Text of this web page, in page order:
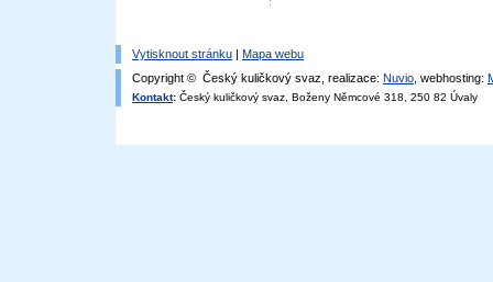
Vytisknout stránku | Mapa webu
Copyright © Český kuličkový svaz, realizace: Nuvio , webhosting:
Kontakt: Český kuličkový svaz, Boženy Němcové 318, 250 82 Úvaly